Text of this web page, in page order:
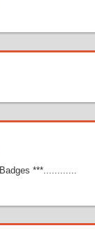
***............